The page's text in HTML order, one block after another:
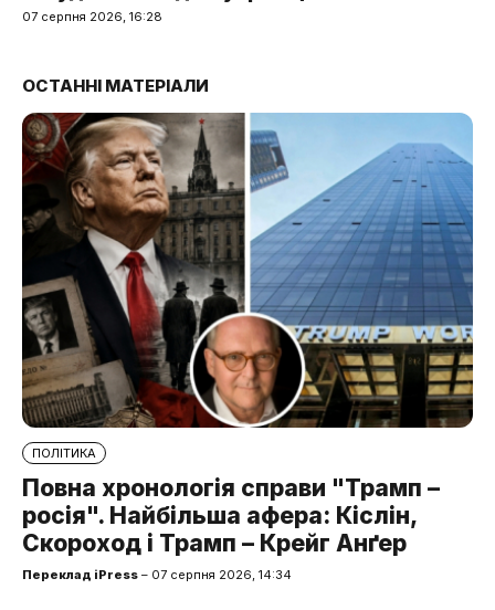
07 серпня 2026, 16:28
ОСТАННІ МАТЕРІАЛИ
ПОЛІТИКА
Повна хронологія справи "Трамп –
росія". Найбільша афера: Кіслін,
Скороход і Трамп – Крейг Анґер
Переклад iPress – 07 серпня 2026, 14:34